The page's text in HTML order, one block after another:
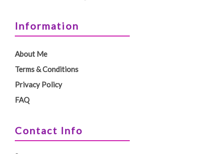
Information
About Me
Terms & Conditions
Privacy Policy
FAQ
Contact Info